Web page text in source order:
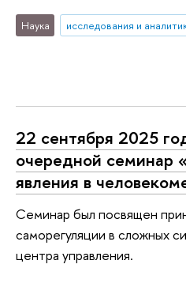
Наука исследования и
22 сентября 2025
очередной семинар
явления в
Семинар был посвящен
саморегуляции в сложных
центра управления.